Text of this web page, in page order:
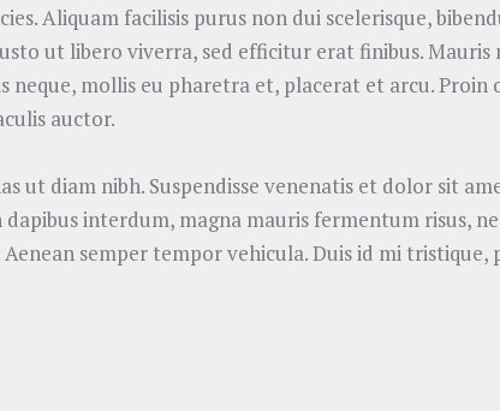
Aliquam facilisis purus non dui scelerisque,
ut libero viverra, sed efficitur erat finibus. Mauris
mollis eu pharetra et, placerat et arcu. Proin
auctor.
ut diam nibh. Suspendisse venenatis et dolor sit
interdum, magna mauris fermentum risus,
semper tempor vehicula. Duis id mi tristique,